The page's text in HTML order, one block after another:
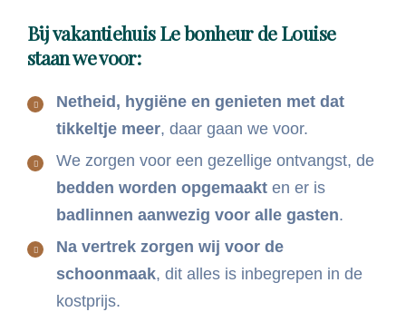
Bij vakantiehuis Le bonheur de Louise
staan we voor:
Netheid, hygiëne en genieten met dat
tikkeltje meer, daar gaan we voor.
We zorgen voor een gezellige ontvangst, de
bedden worden opgemaakt en er is
badlinnen aanwezig voor alle gasten.
Na vertrek zorgen wij voor de
schoonmaak, dit alles is inbegrepen in de
kostprijs.